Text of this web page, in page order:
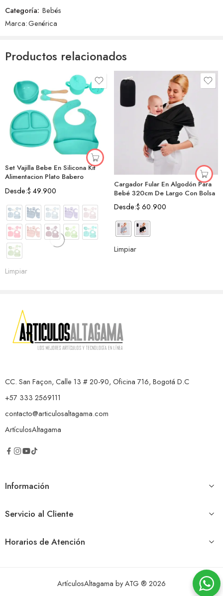
Categoría: Bebés
Marca:Genérica
Productos relacionados
Set Vajilla Bebe En Silicona Kit
Alimentacion Plato Babero
Desde:$ 49.900
Limpiar
Cargador Fular En Algodón Para
Bebé 320cm De Largo Con Bolsa
Desde:$ 60.900
Limpiar
CC. San Façon, Calle 13 # 20-90, Oficina 716, Bogotá D.C
+57 333 2569111
contacto@articulosaltagama.com
ArtículosAltagama
Información
Servicio al Cliente
Horarios de Atención
ArtículosAltagama by ATG ® 2026